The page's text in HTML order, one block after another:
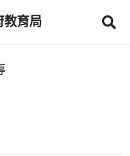
教育局